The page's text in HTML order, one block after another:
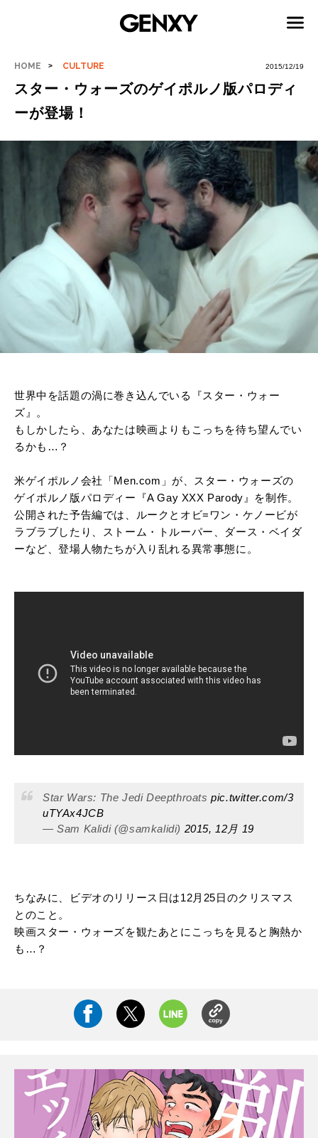
HOME CULTURE 2015/12/19
スター・ウォーズのゲイポルノ版パロディ
ーが登場！
世界中を話題の渦に巻き込んでいる『スター・ウォー
ズ』。
もしかしたら、あなたは映画よりもこっちを待ち望んでい
るかも…？
米ゲイポルノ会社「Men.com」が、スター・ウォーズの
ゲイポルノ版パロディー『A Gay XXX Parody』を制作。
公開された予告編では、ルークとオビ=ワン・ケノービが
ラブラブしたり、ストーム・トルーパー、ダース・ベイダ
ーなど、登場人物たちが入り乱れる異常事態に。
Star Wars: The Jedi Deepthroatspic.twitter.com/3
uTYAx4JCB
— Sam Kalidi (@samkalidi) 2015, 12月 19
ちなみに、ビデオのリリース日は12月25日のクリスマス
とのこと。
映画スター・ウォーズを観たあとにこっちを見ると胸熱か
も…？